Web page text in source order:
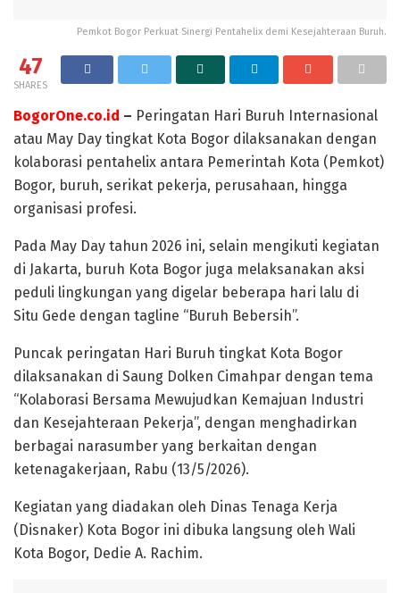
Pemkot Bogor Perkuat Sinergi Pentahelix demi Kesejahteraan Buruh.
47
SHARES
BogorOne.co.id – Peringatan Hari Buruh Internasional
atau May Day tingkat Kota Bogor dilaksanakan dengan
kolaborasi pentahelix antara Pemerintah Kota (Pemkot)
Bogor, buruh, serikat pekerja, perusahaan, hingga
organisasi profesi.
Pada May Day tahun 2026 ini, selain mengikuti kegiatan
di Jakarta, buruh Kota Bogor juga melaksanakan aksi
peduli lingkungan yang digelar beberapa hari lalu di
Situ Gede dengan tagline “Buruh Bebersih”.
Puncak peringatan Hari Buruh tingkat Kota Bogor
dilaksanakan di Saung Dolken Cimahpar dengan tema
“Kolaborasi Bersama Mewujudkan Kemajuan Industri
dan Kesejahteraan Pekerja”, dengan menghadirkan
berbagai narasumber yang berkaitan dengan
ketenagakerjaan, Rabu (13/5/2026).
Kegiatan yang diadakan oleh Dinas Tenaga Kerja
(Disnaker) Kota Bogor ini dibuka langsung oleh Wali
Kota Bogor, Dedie A. Rachim.